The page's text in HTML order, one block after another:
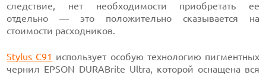
следствие, нет необходимости приобретать ее
отдельно — это положительно сказывается на
стоимости расходников.
Stylus C91 использует особую технологию пигментных
чернил EPSON DURABrite Ultra, которой оснащена вся